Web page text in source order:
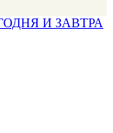
И ЗАВТРА